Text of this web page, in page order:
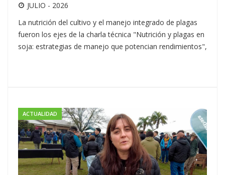
JULIO - 2026
La nutrición del cultivo y el manejo integrado de plagas
fueron los ejes de la charla técnica "Nutrición y plagas en
soja: estrategias de manejo que potencian rendimientos",
ACTUALIDAD